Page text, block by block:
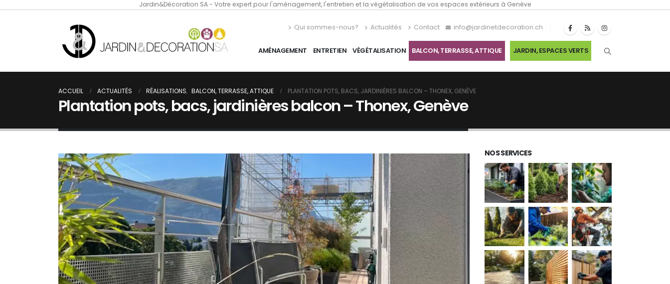
Jardin&Décoration SA - Votre expert pour l'aménagement, l'entretien et la végétalisation de vos espaces extérieurs à Genève
Qui sommes-nous? Actualités Contact info@jardinetdecoration.ch
AMÉNAGEMENT ENTRETIEN VÉGÉTALISATION BALCON, TERRASSE, ATTIQUE JARDIN, ESPACES VERTS
ACCUEIL ACTUALITÉS RÉALISATIONS, BALCON, TERRASSE, ATTIQUE PLANTATION POTS, BACS, JARDINIÈRES BALCON – THONEX, GENÈVE
Plantation pots, bacs, jardinières balcon – Thonex, Genève
NOS SERVICES